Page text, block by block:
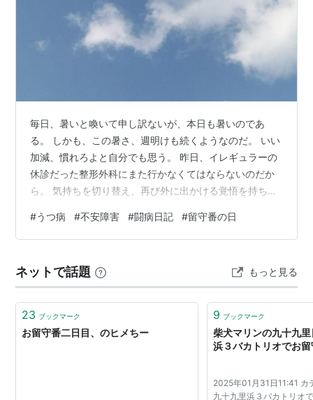
毎日、暑いと喚いて申し訳ないが、本日も暑いのであ
る。 しかも、この暑さ、週明けも続くようなのだ。 いい
加減、慣れろよと自分でも思う。 昨日、イレギュラーの
休診だった整形外科にまた行かなくてはならないのだか
ら。 気持ちを切り替え、再び外に出かける覚悟を持ち直
業ではないのだ。 プラス夏日という環境が、鬱な気分に
拍車をかける。 心療内科は待ち時間がほぼないので、こ
混むこともなく、とても助かっている。 それに比べ、整
形外科は待ち時間が長く、いつも人がたくさんいるの
だ。 かなりの忍耐力を要求される。 愚…
#うつ病 #不安障害 #闘病日記 #留守番の日
ネットで話題 もっと見る
23 ブックマーク
お留守番二日目、のヒメちー
9 ブックマーク
柴犬マリンの九十九
浜３バカトリオでお
2025年01月31日11:41 カ
九十九里浜３バカトリオ